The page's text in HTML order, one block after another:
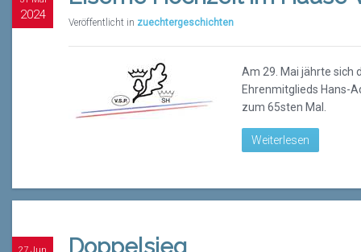
2024
Veröffentlicht in zuechtergeschichten
Am 29. Mai jährte sich
Ehrenmitglieds Hans-
zum 65sten Mal.
Weiterlesen